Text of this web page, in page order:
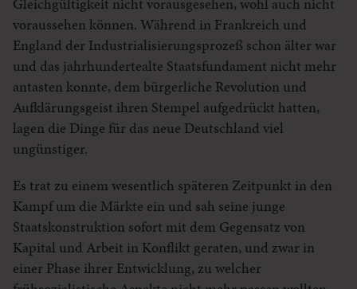
voraussehen können. Während in Frankreich und
England der Industrialisierungsprozeß schon älter war
und das jahrhundertealte Staatsfundament nicht mehr
antasten konnte, dem bürgerliche Revolution und
Aufklärungsgeist ihren Stempel aufgedrückt hatten,
lagen die Dinge für das neue Deutschland viel
ungünstiger.
Es trat zu einem wesentlich späteren Zeitpunkt in den
Kampf um die Märkte ein und sah seine junge
Staatskonstruktion sofort mit dem Gegensatz von
Kapital und Arbeit in Konflikt geraten, und zwar in
einer Phase ihrer Entwicklung, zu welcher